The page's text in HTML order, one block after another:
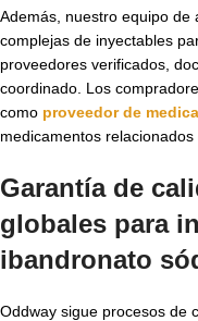
Además, nuestro equipo de
complejas de inyectables
proveedores verificados,
coordinado. Los
como proveedor de
medicamentos
Garantía de
globales para
ibandronato
Oddway sigue procesos de